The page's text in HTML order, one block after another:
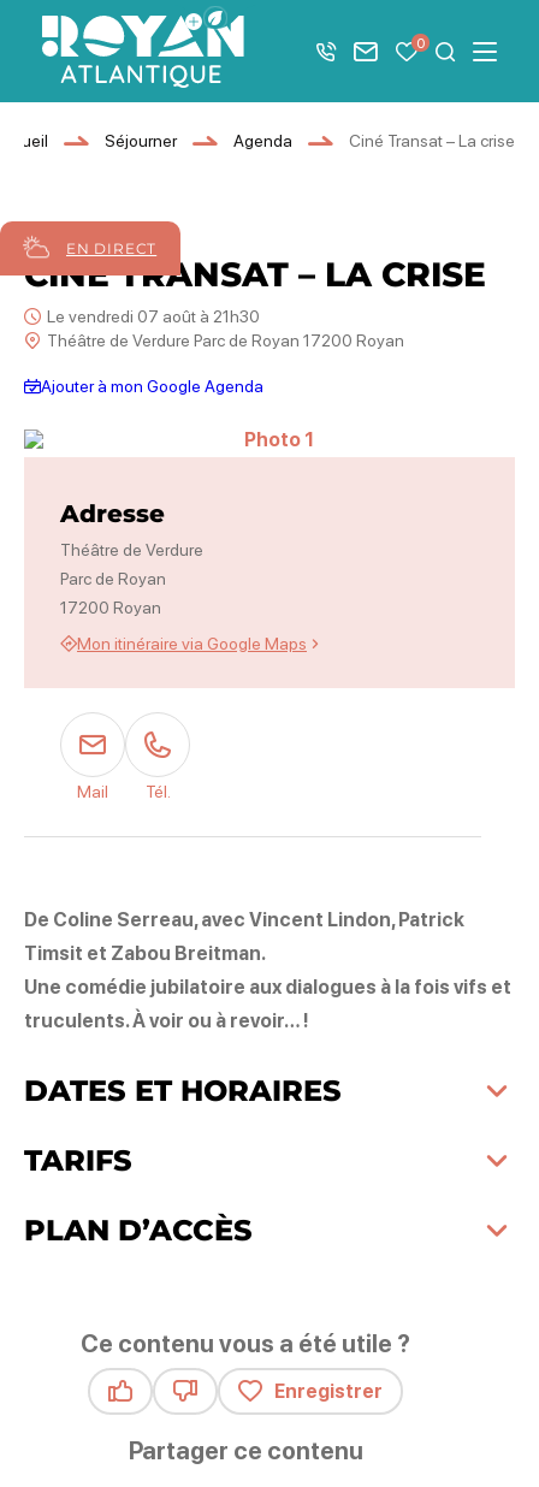
Afficher la barre de navigation du mode éco
Royan Atlantique
+33 5 46 08 21 00
Nous contacter
Mes favoris
0 JeMenu
Séjourner Agenda Ciné Transat – La crise
EN DIRECT
07 août2026
CINÉ TRANSAT – LA CRISE
Le vendredi 07 août à 21h30
Théâtre de Verdure Parc de Royan 17200 Royan
Ajouter à mon Google Agenda
De Coline Serreau, avec Vincent Lindon, Patrick
Timsit et Zabou Breitman.
Une comédie jubilatoire aux dialogues à la fois vifs et
truculents. À voir ou à revoir… !
DATES ET HORAIRES
TARIFS
PLAN D’ACCÈS
Photo 1
Adresse
Théâtre de Verdure
Parc de Royan
17200 Royan
Mon itinéraire via Google Maps
Mail Tél.
Ce contenu vous a été utile ?
Enregistrer
Partager ce contenu